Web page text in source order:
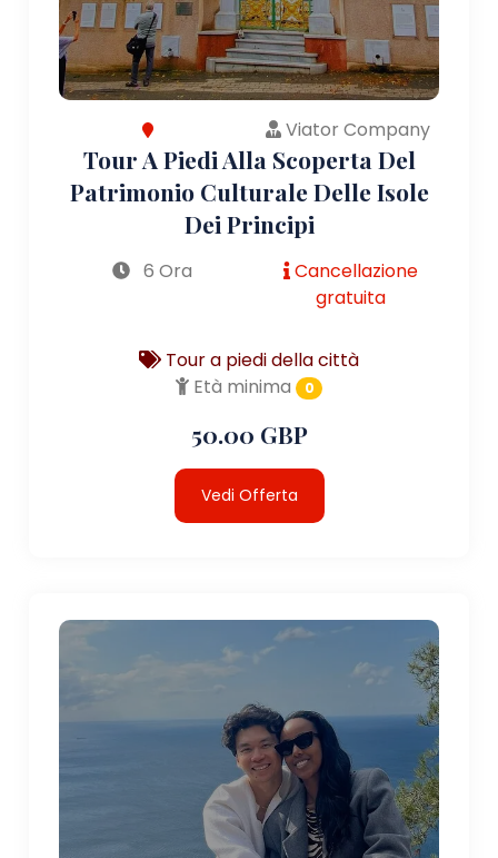
Viator Company
Tour A Piedi Alla Scoperta Del
Patrimonio Culturale Delle Isole
Dei Principi
6 Ora
Cancellazione
gratuita
Tour a piedi della città
Età minima
0
50.00 GBP
Vedi Offerta